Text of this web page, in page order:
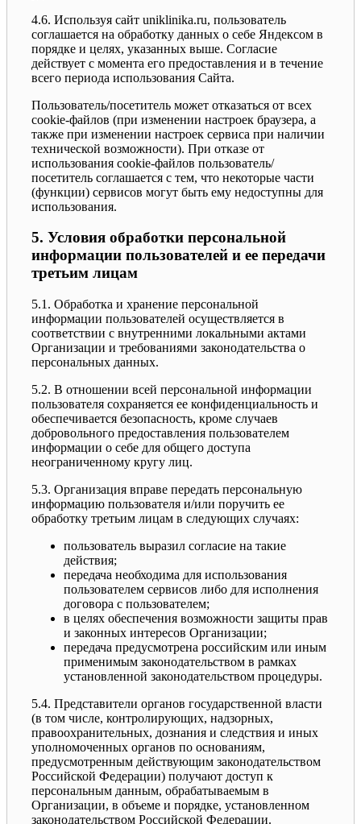
4.6. Используя сайт uniklinika.ru, пользователь
соглашается на обработку данных о себе Яндексом в
порядке и целях, указанных выше. Согласие
действует с момента его предоставления и в течение
всего периода использования Сайта.
Пользователь/посетитель может отказаться от всех
cookie-файлов (при изменении настроек браузера, а
также при изменении настроек сервиса при наличии
технической возможности). При отказе от
использования cookie-файлов пользователь/
посетитель соглашается с тем, что некоторые части
(функции) сервисов могут быть ему недоступны для
использования.
5. Условия обработки персональной
информации пользователей и ее передачи
третьим лицам
5.1. Обработка и хранение персональной
информации пользователей осуществляется в
соответствии с внутренними локальными актами
Организации и требованиями законодательства о
персональных данных.
5.2. В отношении всей персональной информации
пользователя сохраняется ее конфиденциальность и
обеспечивается безопасность, кроме случаев
добровольного предоставления пользователем
информации о себе для общего доступа
неограниченному кругу лиц.
5.3. Организация вправе передать персональную
информацию пользователя и/или поручить ее
обработку третьим лицам в следующих случаях:
пользователь выразил согласие на такие
действия;
передача необходима для использования
пользователем сервисов либо для исполнения
договора с пользователем;
в целях обеспечения возможности защиты прав
и законных интересов Организации;
передача предусмотрена российским или иным
применимым законодательством в рамках
установленной законодательством процедуры.
5.4. Представители органов государственной власти
(в том числе, контролирующих, надзорных,
правоохранительных, дознания и следствия и иных
уполномоченных органов по основаниям,
предусмотренным действующим законодательством
Российской Федерации) получают доступ к
персональным данным, обрабатываемым в
Организации, в объеме и порядке, установленном
законодательством Российской Федерации.